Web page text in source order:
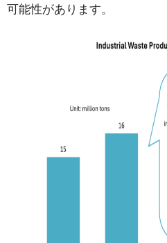
可能性があります。